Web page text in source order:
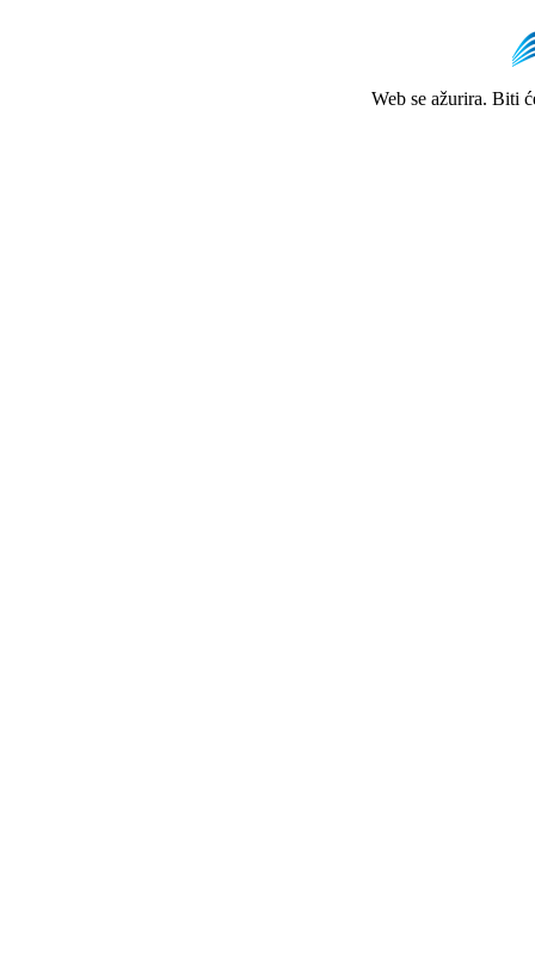
Web se ažurira. Biti